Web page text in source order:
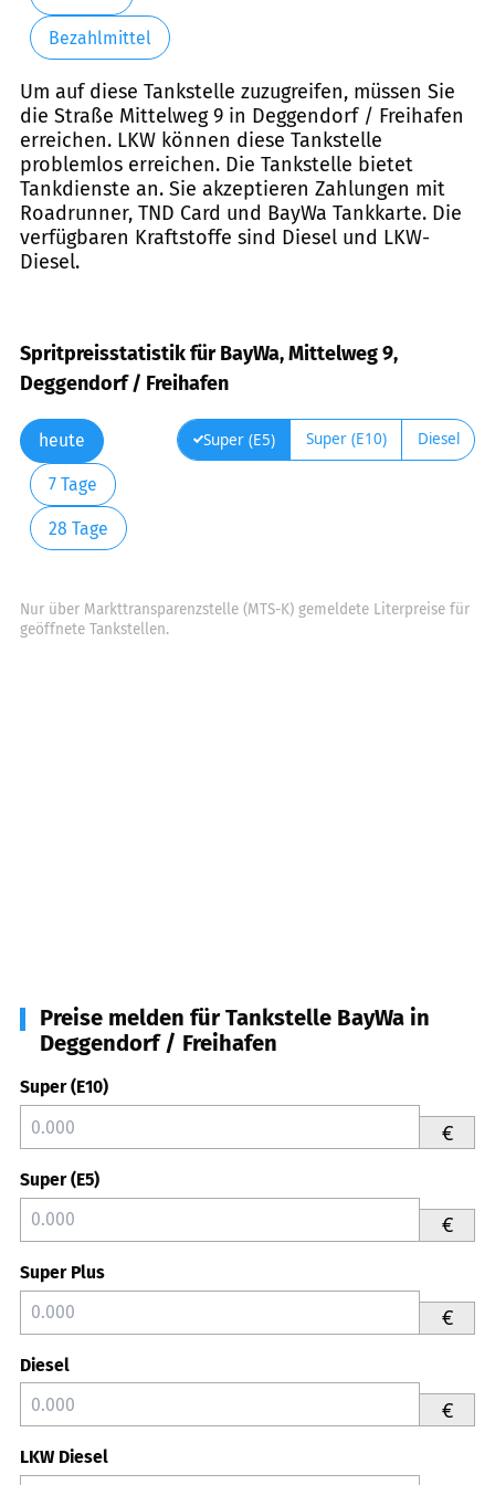
Bezahlmittel
Um auf diese Tankstelle zuzugreifen, müssen Sie
die Straße Mittelweg 9 in Deggendorf / Freihafen
erreichen. LKW können diese Tankstelle
problemlos erreichen. Die Tankstelle bietet
Tankdienste an. Sie akzeptieren Zahlungen mit
Roadrunner, TND Card und BayWa Tankkarte. Die
verfügbaren Kraftstoffe sind Diesel und LKW-
Diesel.
Spritpreisstatistik für BayWa, Mittelweg 9,
Deggendorf / Freihafen
heute
7 Tage
28 Tage
Super (E5) Super (E10) Diesel
Nur über Markttransparenzstelle (MTS-K) gemeldete Literpreise für
geöffnete Tankstellen.
Preise melden für Tankstelle BayWa in
Deggendorf / Freihafen
Super (E10)
€
Super (E5)
€
Super Plus
€
Diesel
€
LKW Diesel